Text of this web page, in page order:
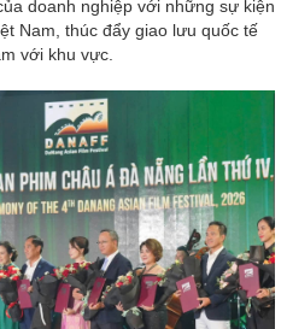
doanh nghiệp với những sự kiện
Nam, thúc đẩy giao lưu quốc tế
với khu vực.